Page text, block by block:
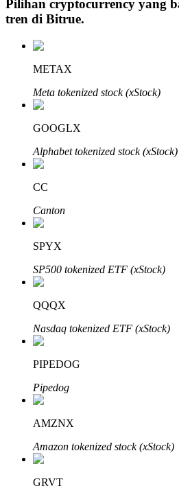
Investasi Otomatis
Raih keuntungan jangka panjang
Pelajari Staking
Pelajari tentang mendapatkan
Bitrue
AI
Mitra Bitrue
Pilihan cryptocurrency yang
tren di Bitrue.
METAX
Meta tokenized stock (xStock)
GOOGLX
Alphabet tokenized stock (xStock)
CC
Canton
SPYX
SP500 tokenized ETF (xStock)
QQQX
Nasdaq tokenized ETF (xStock)
PIPEDOG
Pipedog
AMZNX
Amazon tokenized stock (xStock)
GRVT